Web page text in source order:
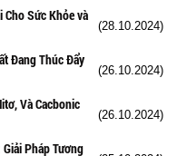
Cho Sức Khỏe và
(28.10.2024)
Đang Thúc Đẩy
(26.10.2024)
Và Cacbonic
(26.10.2024)
Pháp Tương